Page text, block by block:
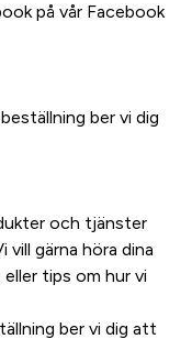
på vår Facebook
ber vi dig
och tjänster
vill gärna höra dina
tips om hur vi
ber vi dig att